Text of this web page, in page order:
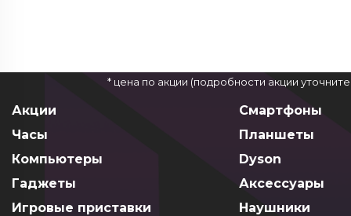
* цена по акции (подробности акции
Акции
Смартфоны
Часы
Планшеты
Компьютеры
Dyson
Гаджеты
Аксессуары
Игровые приставки
Наушники